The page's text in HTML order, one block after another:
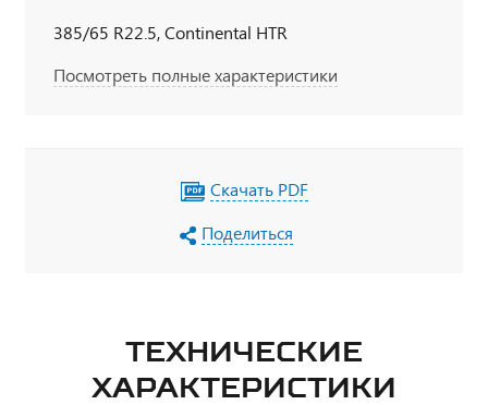
385/65 R22.5, Continental HTR
Посмотреть полные характеристики
Скачать PDF
Поделиться
ТЕХНИЧЕСКИЕ
ХАРАКТЕРИСТИКИ